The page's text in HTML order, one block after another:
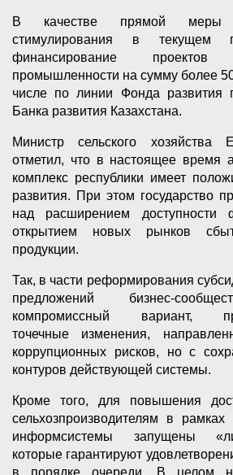
В качестве прямой меры
стимулирования в текущем
финансирование проектов
промышленности на сумму более
числе по линии Фонда развития
Банка развития Казахстана.
Министр сельского хозяйства
отметил, что в настоящее время
комплекс республики имеет
развития. При этом государство
над расширением доступности
открытием новых рынков
продукции.
Так, в части реформирования
предложений бизнес-
компромиссный вариант,
точечные изменения,
коррупционных рисков, но с
контуров действующей системы.
Кроме того, для повышения
сельхозпроизводителям в
информсистемы запущены
которые гарантируют
в порядке очереди. В целом